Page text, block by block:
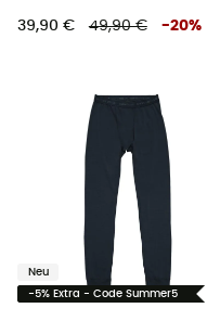
39,90 € 49,90 € -20%
Neu
-5% Extra - Code Summer5